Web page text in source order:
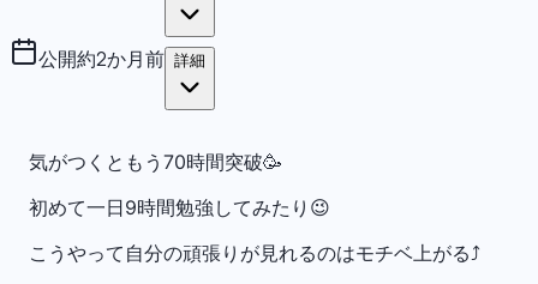
公開約2か月前 詳細
気がつくともう70時間突破🥳
初めて一日9時間勉強してみたり😉
こうやって自分の頑張りが見れるのはモチベ上がる⤴️